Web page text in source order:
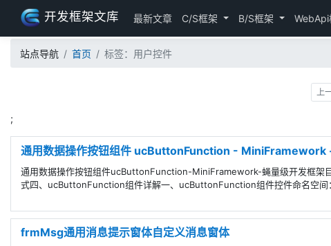
开发框架文库 最新文章 C/S框架 B/S框架 WebApi
站点导航 首页 标签：用户控件
上
;
通用数据操作按钮组件 ucButtonFunction - MiniFramework
通用数据操作按钮组件ucButtonFunction-MiniFramework-蝇量级开发框架
式四、ucButtonFunction组件详解一、ucButtonFunction组件控件命名空间
frmMsg通用消息提示窗体自定义消息窗体